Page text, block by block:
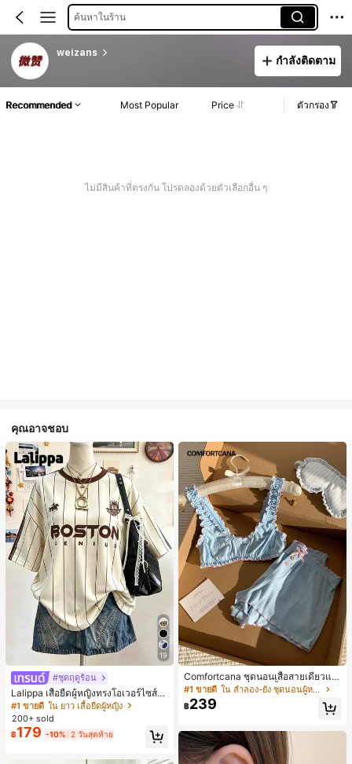
ค้นหาในร้าน
weizans
กำลังติดตาม
Recommended Most Popular Price ตัวกรอง
ไม่มีสินค้าที่ตรงกัน โปรดลองด้วยตัวเลือกอื่น ๆ
คุณอาจชอบ
19
#ชุดฤดูร้อน
Lalippa เสื้อยืดผู้หญิงทรงโอเวอร์ไซส์ค
วามยาวกลาง คอกลม ไหล่ตก ลายพิมพ์
ตัวอักษรและลายทางแนวตั้ง สไตล์แฟชั่
นมินิมอล ของขวัญให้เพื่อน
#1 ขายดี ใน ยาว เสื้อยืดผู้หญิง
200+ sold
฿179 -10% 2 วันสุดท้าย
Comfortcana ชุดนอนเสื้อสายเดี่ยวแต่
งระบายและกางเกงขาสั้นสำหรับผู้หญิง
#1 ขายดี ใน ลำลอง-ยัง ชุดนอนผู้หญิง
฿239